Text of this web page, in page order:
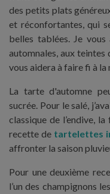
des petits plats
et réconfortantes, qui
belles tablées. Je
automnales, aux teintes
vous aidera à faire fi à
La tarte d'automne
sucrée. Pour le salé,
classique de l’endive,
recette de tartelettes
affronter la saison
Pour une deuxième
l’un des champignons